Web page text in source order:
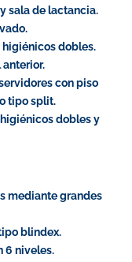
sala de lactancia.
higiénicos dobles.
anterior.
con piso
tipo split.
dobles y
mediante grandes
blindex.
6 niveles.